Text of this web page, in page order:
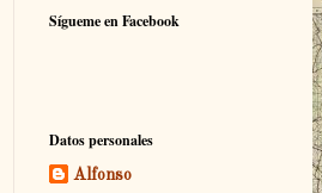
Sígueme en Facebook
Datos personales
Alfonso